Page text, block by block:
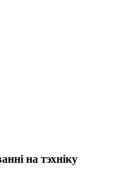
на тэхніку